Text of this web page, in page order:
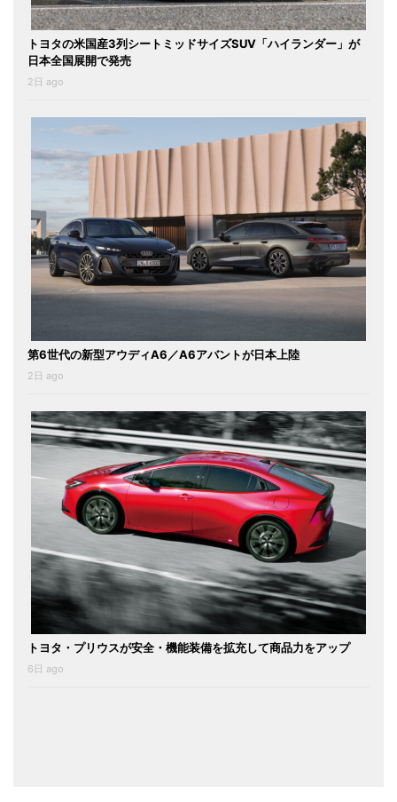
トヨタの米国産3列シートミッドサイズSUV「ハイランダー」が
日本全国展開で発売
2日 ago
第6世代の新型アウディA6／A6アバントが日本上陸
2日 ago
トヨタ・プリウスが安全・機能装備を拡充して商品力をアップ
6日 ago